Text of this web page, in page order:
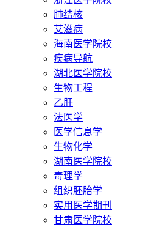
肺结核
艾滋病
海南医学院校
疾病导航
湖北医学院校
生物工程
乙肝
法医学
医学信息学
生物化学
湖南医学院校
毒理学
组织胚胎学
实用医学期刊
甘肃医学院校